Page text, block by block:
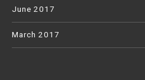
June 2017
March 2017